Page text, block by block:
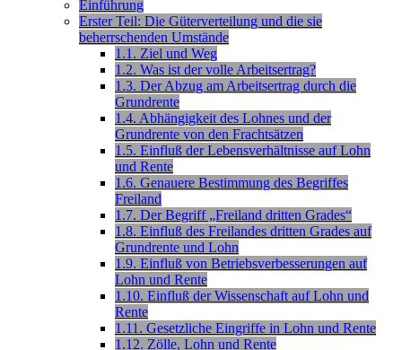
Einführung
Erster Teil: Die Güterverteilung und die sie
beherrschenden Umstände
1.1. Ziel und Weg
1.2. Was ist der volle Arbeitsertrag?
1.3. Der Abzug am Arbeitsertrag durch die
Grundrente
1.4. Abhängigkeit des Lohnes und der
Grundrente von den Frachtsätzen
1.5. Einfluß der Lebensverhältnisse auf Lohn
und Rente
1.6. Genauere Bestimmung des Begriffes
Freiland
1.7. Der Begriff „Freiland dritten Grades“
1.8. Einfluß des Freilandes dritten Grades auf
Grundrente und Lohn
1.9. Einfluß von Betriebsverbesserungen auf
Lohn und Rente
1.10. Einfluß der Wissenschaft auf Lohn und
Rente
1.11. Gesetzliche Eingriffe in Lohn und Rente
1.12. Zölle, Lohn und Rente